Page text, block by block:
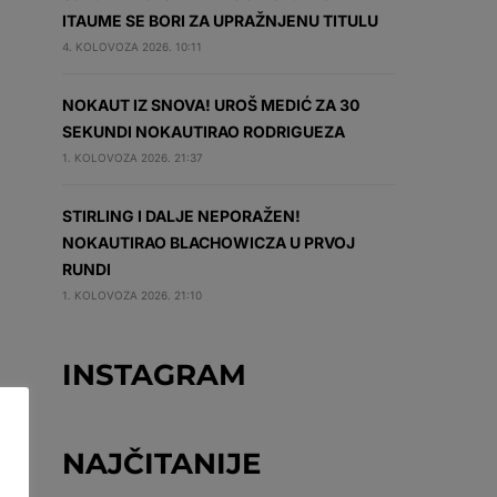
ITAUME SE BORI ZA UPRAŽNJENU TITULU
4. KOLOVOZA 2026. 10:11
NOKAUT IZ SNOVA! UROŠ MEDIĆ ZA 30
SEKUNDI NOKAUTIRAO RODRIGUEZA
1. KOLOVOZA 2026. 21:37
STIRLING I DALJE NEPORAŽEN!
NOKAUTIRAO BLACHOWICZA U PRVOJ
RUNDI
1. KOLOVOZA 2026. 21:10
INSTAGRAM
NAJČITANIJE